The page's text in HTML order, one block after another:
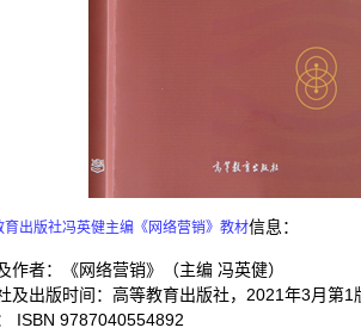
育出版社冯英健主编《网络营销》教材信息：
作者：《网络营销》（主编 冯英健）
及出版时间：高等教育出版社，2021年3月第1
ISBN 9787040554892